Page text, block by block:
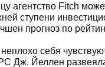
агентство Fitch
ступени
прогноз по
себя
Дж. Йеллен